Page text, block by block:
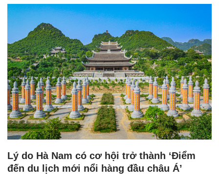
Lý do Hà Nam có cơ hội trở thành ‘Điểm
đến du lịch mới nổi hàng đầu châu Á’